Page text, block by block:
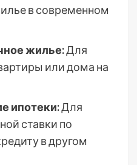
в современном
жилье:Для
или дома на
ипотеки:Для
ставки по
в другом